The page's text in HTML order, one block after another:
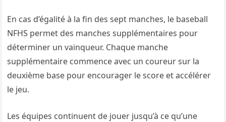
En cas d’égalité à la fin des sept manches, le baseball
NFHS permet des manches supplémentaires pour
déterminer un vainqueur. Chaque manche
supplémentaire commence avec un coureur sur la
deuxième base pour encourager le score et accélérer
le jeu.
Les équipes continuent de jouer jusqu’à ce qu’une